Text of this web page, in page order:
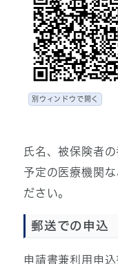
別ウィンドウで開く
氏名、被保険者
予定の医療機関
ださい。
郵送での申込
申請書兼利用申